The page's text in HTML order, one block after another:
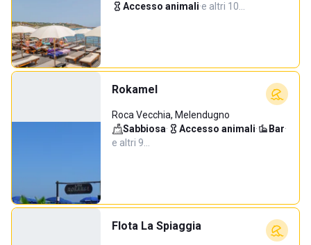
Accesso animali·e altri 10…
Rokamel
Roca Vecchia, Melendugno
Sabbiosa· Accesso animali· Bar·
e altri 9…
Flota La Spiaggia